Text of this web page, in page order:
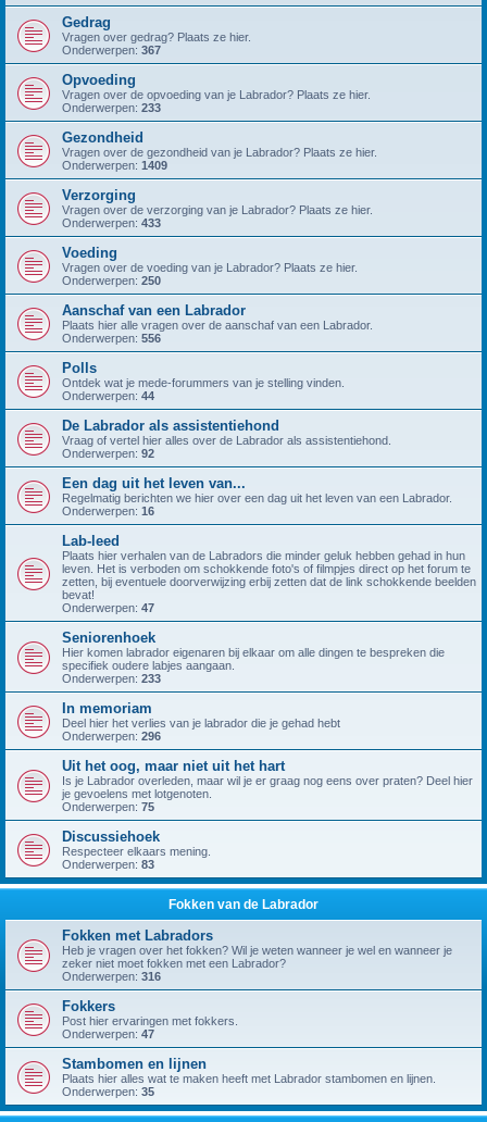
Gedrag
Vragen over gedrag? Plaats ze hier.
Onderwerpen: 367
Opvoeding
Vragen over de opvoeding van je Labrador? Plaats ze hier.
Onderwerpen: 233
Gezondheid
Vragen over de gezondheid van je Labrador? Plaats ze hier.
Onderwerpen: 1409
Verzorging
Vragen over de verzorging van je Labrador? Plaats ze hier.
Onderwerpen: 433
Voeding
Vragen over de voeding van je Labrador? Plaats ze hier.
Onderwerpen: 250
Aanschaf van een Labrador
Plaats hier alle vragen over de aanschaf van een Labrador.
Onderwerpen: 556
Polls
Ontdek wat je mede-forummers van je stelling vinden.
Onderwerpen: 44
De Labrador als assistentiehond
Vraag of vertel hier alles over de Labrador als assistentiehond.
Onderwerpen: 92
Een dag uit het leven van...
Regelmatig berichten we hier over een dag uit het leven van een Labrador.
Onderwerpen: 16
Lab-leed
Plaats hier verhalen van de Labradors die minder geluk hebben gehad in hun
leven. Het is verboden om schokkende foto's of filmpjes direct op het forum te
zetten, bij eventuele doorverwijzing erbij zetten dat de link schokkende beelden
bevat!
Onderwerpen: 47
Seniorenhoek
Hier komen labrador eigenaren bij elkaar om alle dingen te bespreken die
specifiek oudere labjes aangaan.
Onderwerpen: 233
In memoriam
Deel hier het verlies van je labrador die je gehad hebt
Onderwerpen: 296
Uit het oog, maar niet uit het hart
Is je Labrador overleden, maar wil je er graag nog eens over praten? Deel hier
je gevoelens met lotgenoten.
Onderwerpen: 75
Discussiehoek
Respecteer elkaars mening.
Onderwerpen: 83
Fokken van de Labrador
Fokken met Labradors
Heb je vragen over het fokken? Wil je weten wanneer je wel en wanneer je
zeker niet moet fokken met een Labrador?
Onderwerpen: 316
Fokkers
Post hier ervaringen met fokkers.
Onderwerpen: 47
Stambomen en lijnen
Plaats hier alles wat te maken heeft met Labrador stambomen en lijnen.
Onderwerpen: 35